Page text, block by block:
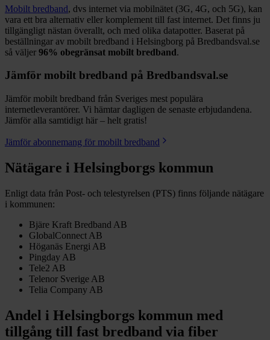
Mobilt bredband, dvs internet via mobilnätet (3G, 4G, och 5G), kan
vara ett bra alternativ eller komplement till fast internet. Det finns ju
tillgängligt nästan överallt, och med olika datapotter. Baserat på
beställningar av mobilt bredband i Helsingborg på Bredbandsval.se
så väljer 96% obegränsat mobilt bredband.
Jämför mobilt bredband på Bredbandsval.se
Jämför mobilt bredband från Sveriges mest populära
internetleverantörer. Vi hämtar dagligen de senaste erbjudandena.
Jämför alla samtidigt här – helt gratis!
Jämför abonnemang för mobilt bredband
Nätägare i Helsingborgs kommun
Enligt data från Post- och telestyrelsen (PTS) finns följande nätägare
i kommunen:
Bjäre Kraft Bredband AB
GlobalConnect AB
Höganäs Energi AB
Pingday AB
Tele2 AB
Telenor Sverige AB
Telia Company AB
Andel i Helsingborgs kommun med
tillgång till fast bredband via fiber